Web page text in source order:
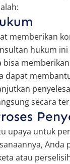
memberikan
hukum
bisa
dapat
secara
upaya untuk
atau